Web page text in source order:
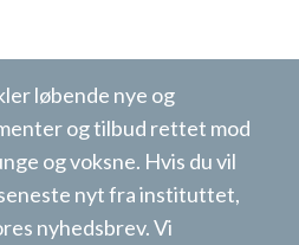
løbende nye og
og tilbud rettet mod
og voksne. Hvis du vil
nyt fra instituttet,
nyhedsbrev. Vi